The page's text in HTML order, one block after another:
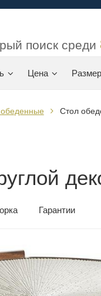
поиск среди
Цена
Стол
Гарантии